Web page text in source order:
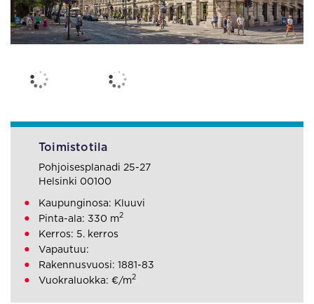
Toimistotila
Pohjoisesplanadi 25-27
Helsinki 00100
Kaupunginosa: Kluuvi
Pinta-ala: 330 m2
Kerros: 5. kerros
Vapautuu:
Rakennusvuosi: 1881-83
Vuokraluokka: €/m2